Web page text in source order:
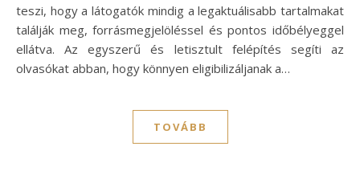
teszi, hogy a látogatók mindig a legaktuálisabb tartalmakat
találják meg, forrásmegjelöléssel és pontos időbélyeggel
ellátva. Az egyszerű és letisztult felépítés segíti az
olvasókat abban, hogy könnyen eligibilizáljanak a…
TOVÁBB